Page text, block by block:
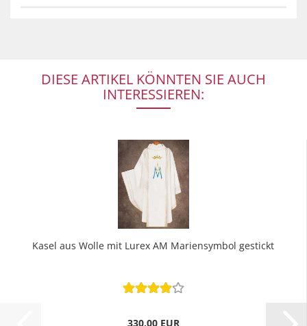
DIESE ARTIKEL KÖNNTEN SIE AUCH
INTERESSIEREN:
Kasel aus Wolle mit Lurex AM Mariensymbol gestickt
330,00 EUR